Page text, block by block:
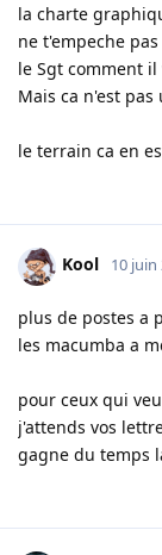
la charte
ne t'empeche
le Sgt comment
Mais ca n'est
le terrain ca en
Kool 10 juin
plus de postes a
les macumba a
pour ceux qui
j'attends vos
gagne du temps